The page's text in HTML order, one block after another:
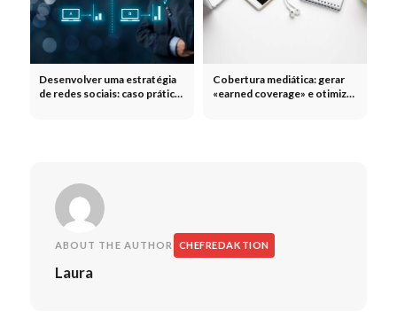
Desenvolver uma estratégia
de redes sociais: caso prático
Cobertura mediática: gerar
«earned coverage» e otimizar
ABOUT THE AUTHOR CHEFREDAKTION
Laura